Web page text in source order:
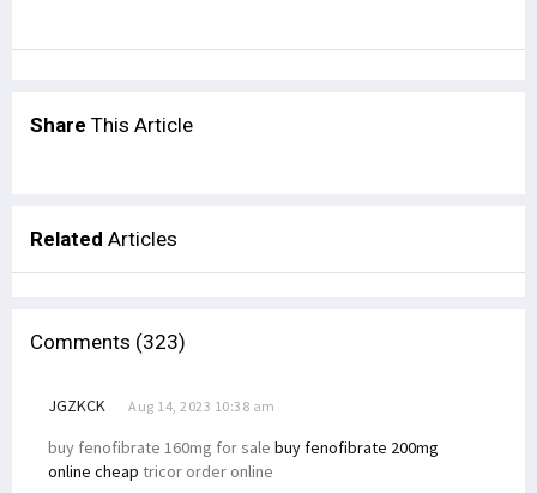
Share This Article
Related Articles
Comments (323)
JGZKCK Aug 14, 2023 10:38 am
buy fenofibrate 160mg for sale buy fenofibrate 200mg
online cheap tricor order online